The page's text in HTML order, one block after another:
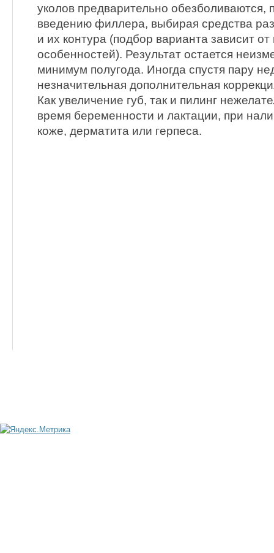
уколов предварительно обезболиваются,
введению филлера, выбирая средства
и их контура (подбор варианта зависит
особенностей). Результат остается
минимум полугода. Иногда спустя пару
незначительная дополнительная
Как увеличение губ, так и пилинг
время беременности и лактации, при
коже, дерматита или герпеса.